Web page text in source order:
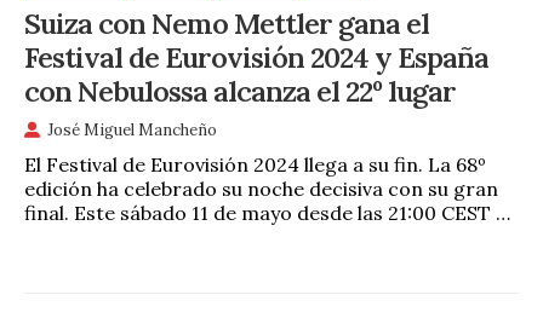
Suiza con Nemo Mettler gana el
Festival de Eurovisión 2024 y España
con Nebulossa alcanza el 22º lugar
José Miguel Mancheño
El Festival de Eurovisión 2024 llega a su fin. La 68º
edición ha celebrado su noche decisiva con su gran
final. Este sábado 11 de mayo desde las 21:00 CEST …